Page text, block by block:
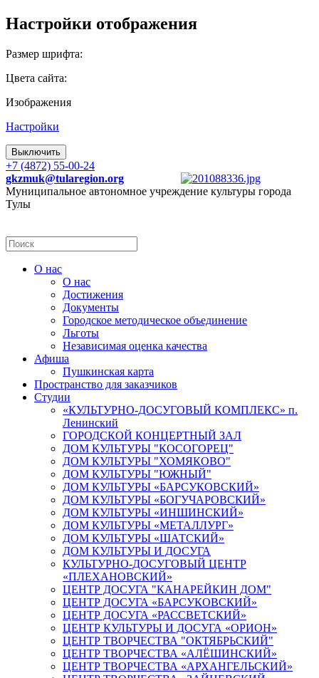
Настройки отображения
Размер шрифта:
Цвета сайта:
Изображения
Настройки
Выключить
+7 (4872) 55-00-24
gkzmuk@tularegion.org
Муниципальное автономное учреждение культуры города
Тулы
О нас
О нас
Достижения
Документы
Городское методическое объединение
Льготы
Независимая оценка качества
Афиша
Пушкинская карта
Пространство для заказчиков
Студии
«КУЛЬТУРНО-ДОСУГОВЫЙ КОМПЛЕКС» п.
Ленинский
ГОРОДСКОЙ КОНЦЕРТНЫЙ ЗАЛ
ДОМ КУЛЬТУРЫ "КОСОГОРЕЦ"
ДОМ КУЛЬТУРЫ "ХОМЯКОВО"
ДОМ КУЛЬТУРЫ "ЮЖНЫЙ"
ДОМ КУЛЬТУРЫ «БАРСУКОВСКИЙ»
ДОМ КУЛЬТУРЫ «БОГУЧАРОВСКИЙ»
ДОМ КУЛЬТУРЫ «ИНШИНСКИЙ»
ДОМ КУЛЬТУРЫ «МЕТАЛЛУРГ»
ДОМ КУЛЬТУРЫ «ШАТСКИЙ»
ДОМ КУЛЬТУРЫ И ДОСУГА
КУЛЬТУРНО-ДОСУГОВЫЙ ЦЕНТР
«ПЛЕХАНОВСКИЙ»
ЦЕНТР ДОСУГА "КАНАРЕЙКИН ДОМ"
ЦЕНТР ДОСУГА «БАРСУКОВСКИЙ»
ЦЕНТР ДОСУГА «РАССВЕТСКИЙ»
ЦЕНТР КУЛЬТУРЫ И ДОСУГА «ОРИОН»
ЦЕНТР ТВОРЧЕСТВА "ОКТЯБРЬСКИЙ"
ЦЕНТР ТВОРЧЕСТВА «АЛЁШИНСКИЙ»
ЦЕНТР ТВОРЧЕСТВА «АРХАНГЕЛЬСКИЙ»